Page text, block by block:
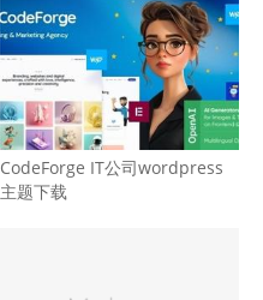
CodeForge IT公司wordpress
主题下载